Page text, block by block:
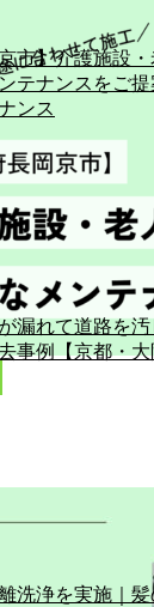
市】介護施設
テナンスをご提
ンス
漏れて道路を
事例【京都・
洗浄を実施｜